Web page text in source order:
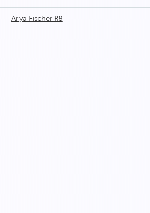
Ariya Fischer R8